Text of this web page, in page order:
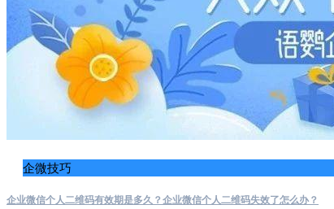
企微技巧
企业微信个人二维码有效期是多久？企业微信个人二维码失效了怎么办？